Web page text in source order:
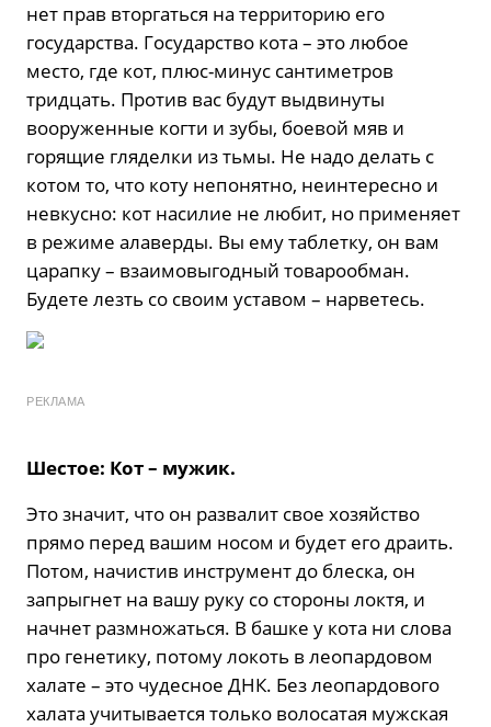
нет прав вторгаться на территорию его
государства. Государство кота – это любое
место, где кот, плюс-минус сантиметров
тридцать. Против вас будут выдвинуты
вооруженные когти и зубы, боевой мяв и
горящие гляделки из тьмы. Не надо делать с
котом то, что коту непонятно, неинтересно и
невкусно: кот насилие не любит, но применяет
в режиме алаверды. Вы ему таблетку, он вам
царапку – взаимовыгодный товарообман.
Будете лезть со своим уставом – нарветесь.
РЕКЛАМА
Шестое: Кот – мужик.
Это значит, что он развалит свое хозяйство
прямо перед вашим носом и будет его драить.
Потом, начистив инструмент до блеска, он
запрыгнет на вашу руку со стороны локтя, и
начнет размножаться. В башке у кота ни слова
про генетику, потому локоть в леопардовом
халате – это чудесное ДНК. Без леопардового
халата учитывается только волосатая мужская